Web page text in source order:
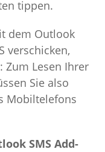
tippen.
dem Outlook
verschicken,
Zum Lesen Ihrer
Sie also
Mobiltelefons
SMS Add-